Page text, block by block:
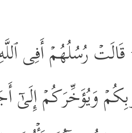
رُسُلُهُمۡ أَفِی
وَیُؤَخِّرَكُمۡ إِلَىٰۤ